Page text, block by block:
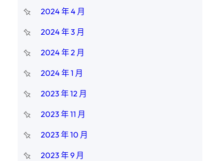
2024 年 4 月
2024 年 3 月
2024 年 2 月
2024 年 1 月
2023 年 12 月
2023 年 11 月
2023 年 10 月
2023 年 9 月